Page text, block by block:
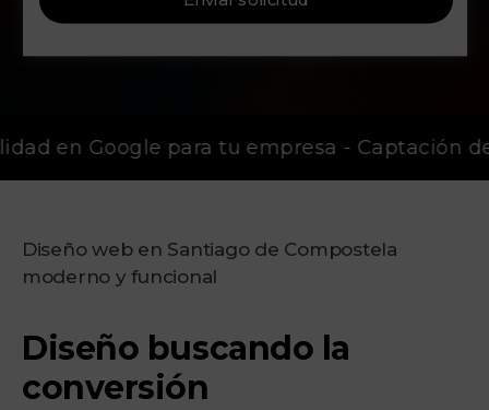
en Google para tu empresa - Captación
Diseño web en Santiago de Compostela
moderno y funcional
Diseño buscando la
conversión